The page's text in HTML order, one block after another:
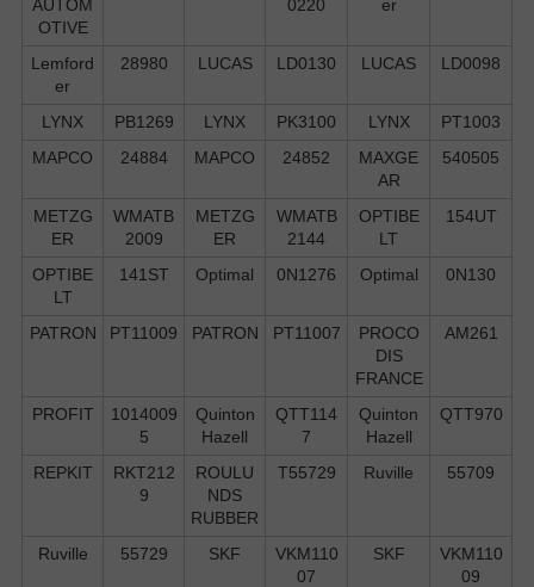
AUTOM
OTIVE
0220 er
Lemford
er
28980 LUCAS LD0130 LUCAS LD0098
LYNX PB1269 LYNX PK3100 LYNX
PT1003
MAPCO
24884 MAPCO 24852
MAXGE
AR
540505
METZG
ER
WMATB
2009
METZG
ER
WMATB
2144
OPTIBE
LT
154UT
OPTIBE
LT
141ST Optimal 0N1276 Optimal 0N130
PATRON PT11009 PATRON PT11007
PROCO
DIS
FRANCE
AM261
PROFIT
1014009
5
Quinton
Hazell
QTT114
7
Quinton
Hazell
QTT970
REPKIT
RKT212
9
ROULU
NDS
RUBBER
T55729 Ruville 55709
Ruville 55729 SKF
VKM110
07
SKF
VKM110
09